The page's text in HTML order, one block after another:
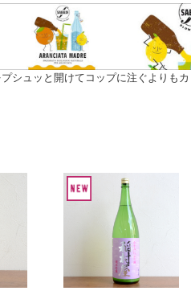
シュッと開けてコップに注ぐよりも